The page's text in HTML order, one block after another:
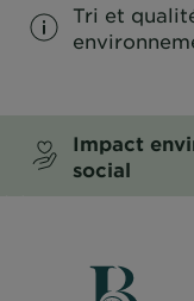
Tri et
Impact
social